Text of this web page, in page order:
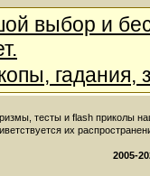
выбор и
гадания,
тесты и flash приколы
их
2005-